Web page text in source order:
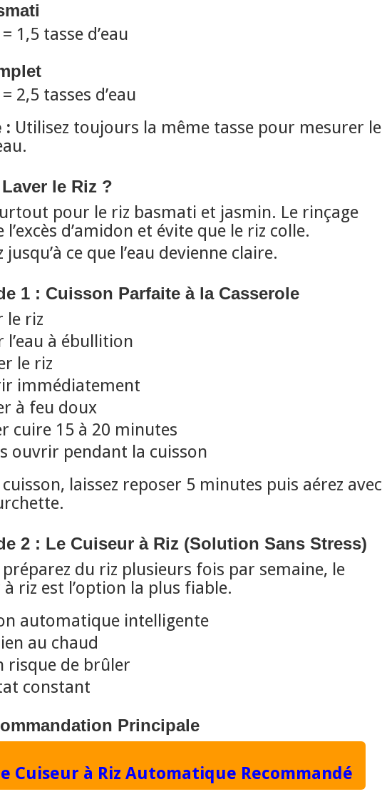
1,5 tasse d’eau
2,5 tasses d’eau
: Utilisez toujours la même tasse pour mesurer le
le Riz ?
pour le riz basmati et jasmin. Le rinçage
l’excès d’amidon et évite que le riz colle.
jusqu’à ce que l’eau devienne claire.
1 : Cuisson Parfaite à la Casserole
le riz
l’eau à ébullition
le riz
immédiatement
à feu doux
cuire 15 à 20 minutes
ouvrir pendant la cuisson
laissez reposer 5 minutes puis aérez avec
2 : Le Cuiseur à Riz (Solution Sans Stress)
préparez du riz plusieurs fois par semaine, le
à riz est l’option la plus fiable.
automatique intelligente
au chaud
risque de brûler
constant
Principale
Cuiseur à Riz Automatique Recommandé